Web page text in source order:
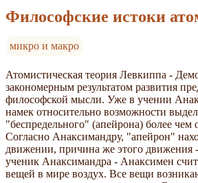
Философские истоки
микро и макро
Атомистическая теория Левкиппа -
закономерным результатом развития
философской мысли. Уже в учении
намек относительно возможности
"беспредельного" (апейрона) более чем
Согласно Анаксимандру, "апейрон"
движении, причина же этого движения
ученик Анаксимандра - Анаксимен
вещей в мире воздух. Все вещи